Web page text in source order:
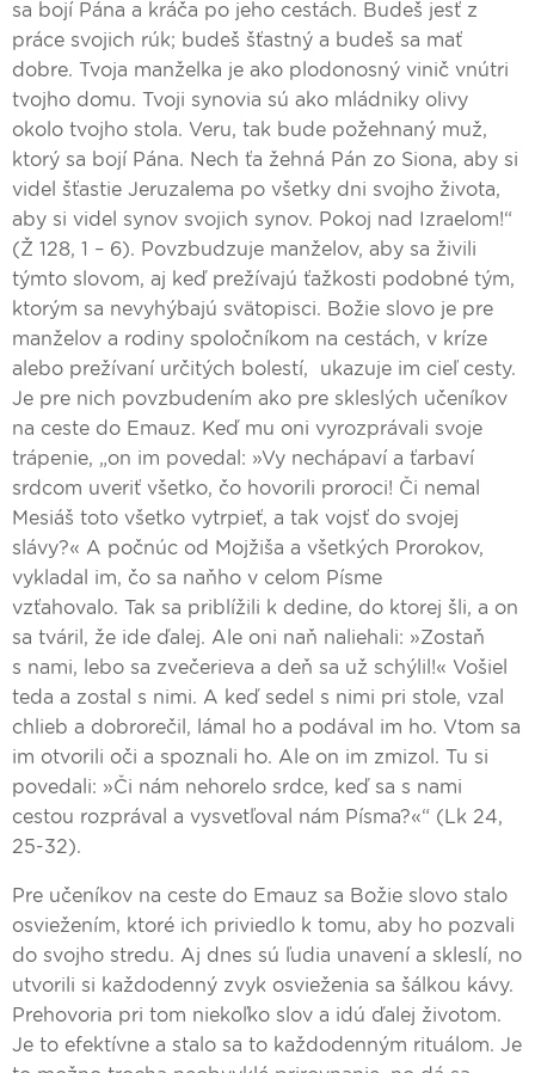
sa bojí Pána a kráča po jeho cestách. Budeš jesť z
práce svojich rúk; budeš šťastný a budeš sa mať
dobre. Tvoja manželka je ako plodonosný vinič vnútri
tvojho domu. Tvoji synovia sú ako mládniky olivy
okolo tvojho stola. Veru, tak bude požehnaný muž,
ktorý sa bojí Pána. Nech ťa žehná Pán zo Siona, aby si
videl šťastie Jeruzalema po všetky dni svojho života,
aby si videl synov svojich synov. Pokoj nad Izraelom!“
(Ž 128, 1 – 6). Povzbudzuje manželov, aby sa živili
týmto slovom, aj keď prežívajú ťažkosti podobné tým,
ktorým sa nevyhýbajú svätopisci. Božie slovo je pre
manželov a rodiny spoločníkom na cestách, v kríze
alebo prežívaní určitých bolestí, ukazuje im cieľ cesty.
Je pre nich povzbudením ako pre skleslých učeníkov
na ceste do Emauz. Keď mu oni vyrozprávali svoje
trápenie, „on im povedal: »Vy nechápaví a ťarbaví
srdcom uveriť všetko, čo hovorili proroci! Či nemal
Mesiáš toto všetko vytrpieť, a tak vojsť do svojej
slávy?« A počnúc od Mojžiša a všetkých Prorokov,
vykladal im, čo sa naňho v celom Písme
vzťahovalo. Tak sa priblížili k dedine, do ktorej šli, a on
sa tváril, že ide ďalej. Ale oni naň naliehali: »Zostaň
s nami, lebo sa zvečerieva a deň sa už schýlil!« Vošiel
teda a zostal s nimi. A keď sedel s nimi pri stole, vzal
chlieb a dobrorečil, lámal ho a podával im ho. Vtom sa
im otvorili oči a spoznali ho. Ale on im zmizol. Tu si
povedali: »Či nám nehorelo srdce, keď sa s nami
cestou rozprával a vysvetľoval nám Písma?«“ (Lk 24,
25-32).
Pre učeníkov na ceste do Emauz sa Božie slovo stalo
osviežením, ktoré ich priviedlo k tomu, aby ho pozvali
do svojho stredu. Aj dnes sú ľudia unavení a skleslí, no
utvorili si každodenný zvyk osvieženia sa šálkou kávy.
Prehovoria pri tom niekoľko slov a idú ďalej životom.
Je to efektívne a stalo sa to každodenným rituálom. Je